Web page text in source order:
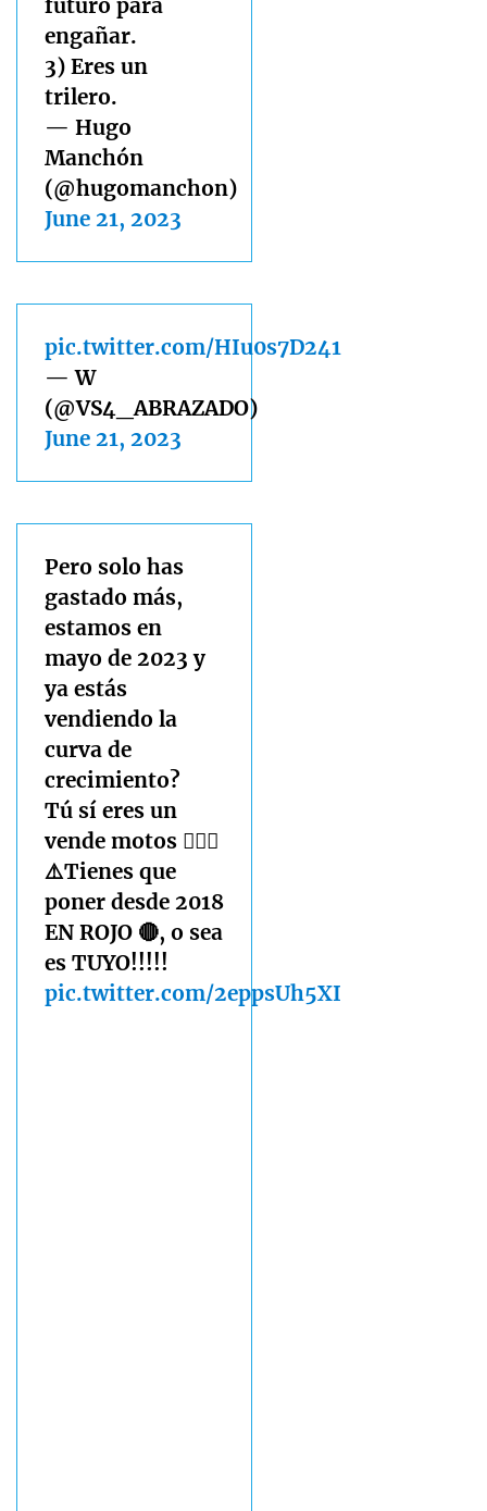
futuro para
engañar.
3) Eres un
trilero.
— Hugo
Manchón
(@hugomanchon)
June 21, 2023
pic.twitter.com/HIu0s7D241
— W
(@VS4_ABRAZADO)
June 21, 2023
Pero solo has
gastado más,
estamos en
mayo de 2023 y
ya estás
vendiendo la
curva de
crecimiento?
Tú sí eres un
vende motos 🤦🏼‍♂️
⚠️Tienes que
poner desde 2018
EN ROJO 🔴, o sea
es TUYO!!!!!
pic.twitter.com/2eppsUh5XI